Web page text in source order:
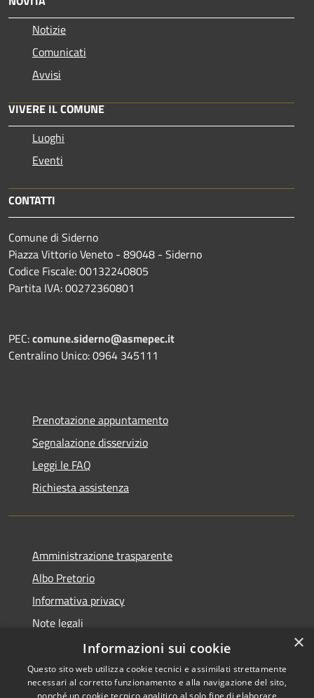
Notizie
Comunicati
Avvisi
VIVERE IL COMUNE
Luoghi
Eventi
CONTATTI
Comune di Siderno
Piazza Vittorio Veneto - 89048 - Siderno
Codice Fiscale: 00132240805
Partita IVA: 00272360801
PEC:comune.siderno@asmepec.it
Centralino Unico: 0964 345111
Prenotazione appuntamento
Segnalazione disservizio
Leggi le FAQ
Richiesta assistenza
Amministrazione trasparente
Albo Pretorio
Informativa privacy
Note legali
Dichiarazione di accessibilità
×
Informazioni sui cookie
Questo sito web utilizza cookie tecnici e assimilati strettamente
necessari al corretto funzionamento e alla navigazione del sito,
nonché un cookie tecnico analitico al solo fine di elaborare